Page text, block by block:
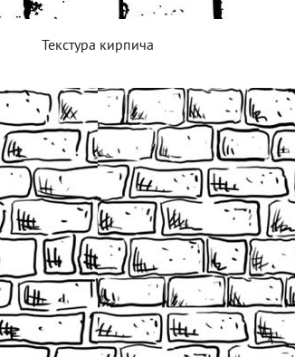
Текстура кирпича